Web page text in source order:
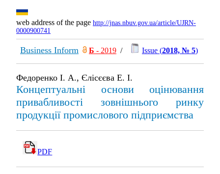
web address of the page http://jnas.nbuv.gov.ua/article/UJRN-
0000900741
Business Inform Б - 2019 / Issue (2018, № 5)
Федоренко І. А., Єлісєєва Е. І.
Концептуальні основи оцінювання
привабливості зовнішнього ринку
продукції промислового підприємства
PDF